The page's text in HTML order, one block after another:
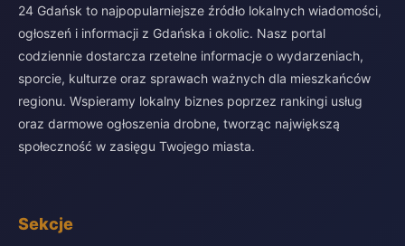
24 Gdańsk to najpopularniejsze źródło lokalnych wiadomości,
ogłoszeń i informacji z Gdańska i okolic. Nasz portal
codziennie dostarcza rzetelne informacje o wydarzeniach,
sporcie, kulturze oraz sprawach ważnych dla mieszkańców
regionu. Wspieramy lokalny biznes poprzez rankingi usług
oraz darmowe ogłoszenia drobne, tworząc największą
społeczność w zasięgu Twojego miasta.
Sekcje